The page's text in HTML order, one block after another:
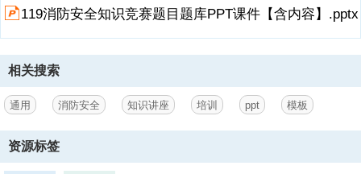
消防工作方针,消防是指消灭火灾和预先防范、防止火灾发生的社会行
为。我国消防工作的方针是：预防为主、防消结合。全国统一火警电
话：119 ，酒店内部报警电话：199 。,消防名词解释,火灾：是指在时
间和空间上失去控制的燃烧所造成的灾害。闪点：液体发生闪燃的最低
温度。燃点：可燃物开始持续燃烧所需的最低温度。着火：可燃物在空
气中受着火源的作用而发生持续燃烧的现象。自燃：可燃物在空气中没
有受火的作用，靠自热或外热而发生的燃烧现象。,消防基本知识,燃烧
破坏燃烧三角链。着火源失控是导
3、致火灾事故的主要因素.,着火源,可燃物,助燃物,认识火灾,E类-带电火
119消防安全知识竞赛题目题库PPT课件【含内容】.pptx
相关搜索
通用 消防安全 知识讲座 培训 ppt 模板
资源标签